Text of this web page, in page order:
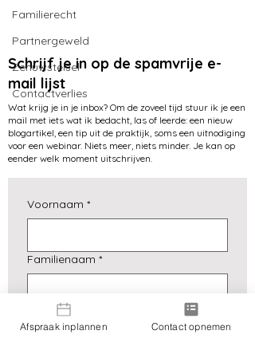
Familierecht
Partnergeweld
Zenuwstelsel
Contactverlies
Ouderverstoting of iets anders?
Schrijf je in op de spamvrije e-
mail lijst
Wat krijg je in je inbox? Om de zoveel tijd stuur ik je een
mail met iets wat ik bedacht, las of leerde: een nieuw
blogartikel, een tip uit de praktijk, soms een uitnodiging
voor een webinar. Niets meer, niets minder. Je kan op
eender welk moment uitschrijven.
Voornaam *
Familienaam *
E-mailadres
Afspraak inplannen Contact opnemen